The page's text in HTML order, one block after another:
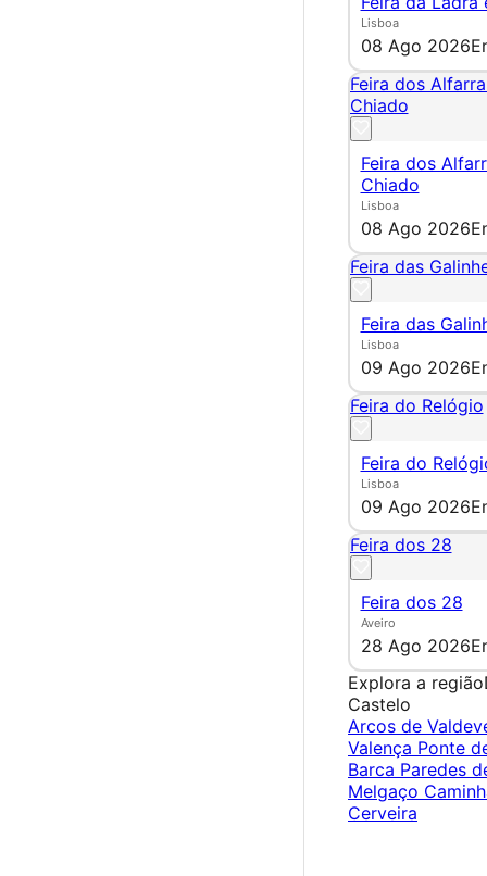
Lisboa
08 Ago 2026
Feira dos
Chiado
Feira dos
Chiado
Lisboa
08 Ago 2026
Feira das
Feira das
Lisboa
09 Ago 2026
Feira do Relógio
Feira do
Lisboa
09 Ago 2026
Feira dos 28
Feira dos 28
Aveiro
28 Ago 2026
Explora a região
Castelo
Arcos de
Valença Ponte
Barca Paredes
Melgaço
Cerveira